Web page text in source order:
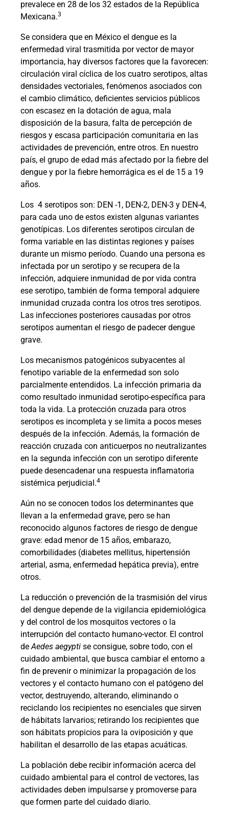
prevalece en 28 de los 32 estados de la República
Mexicana.3
Se considera que en México el dengue es la
enfermedad viral trasmitida por vector de mayor
importancia, hay diversos factores que la favorecen:
circulación viral cíclica de los cuatro serotipos, altas
densidades vectoriales, fenómenos asociados con
el cambio climático, deficientes servicios públicos
con escasez en la dotación de agua, mala
disposición de la basura, falta de percepción de
riesgos y escasa participación comunitaria en las
actividades de prevención, entre otros. En nuestro
país, el grupo de edad más afectado por la fiebre del
dengue y por la fiebre hemorrágica es el de 15 a 19
años.
Los 4 serotipos son: DEN -1, DEN-2, DEN-3 y DEN-4,
para cada uno de estos existen algunas variantes
genotípicas. Los diferentes serotipos circulan de
forma variable en las distintas regiones y países
durante un mismo período. Cuando una persona es
infectada por un serotipo y se recupera de la
infección, adquiere inmunidad de por vida contra
ese serotipo, también de forma temporal adquiere
inmunidad cruzada contra los otros tres serotipos.
Las infecciones posteriores causadas por otros
serotipos aumentan el riesgo de padecer dengue
grave.
Los mecanismos patogénicos subyacentes al
fenotipo variable de la enfermedad son solo
parcialmente entendidos. La infección primaria da
como resultado inmunidad serotipo-específica para
toda la vida. La protección cruzada para otros
serotipos es incompleta y se limita a pocos meses
después de la infección. Además, la formación de
reacción cruzada con anticuerpos no neutralizantes
en la segunda infección con un serotipo diferente
puede desencadenar una respuesta inflamatoria
sistémica perjudicial.4
Aún no se conocen todos los determinantes que
llevan a la enfermedad grave, pero se han
reconocido algunos factores de riesgo de dengue
grave: edad menor de 15 años, embarazo,
comorbilidades (diabetes mellitus, hipertensión
arterial, asma, enfermedad hepática previa), entre
otros.
La reducción o prevención de la trasmisión del virus
del dengue depende de la vigilancia epidemiológica
y del control de los mosquitos vectores o la
interrupción del contacto humano-vector. El control
deAedes aegypti se consigue, sobre todo, con el
cuidado ambiental, que busca cambiar el entorno a
fin de prevenir o minimizar la propagación de los
vectores y el contacto humano con el patógeno del
vector, destruyendo, alterando, eliminando o
reciclando los recipientes no esenciales que sirven
de hábitats larvarios; retirando los recipientes que
son hábitats propicios para la oviposición y que
habilitan el desarrollo de las etapas acuáticas.
La población debe recibir información acerca del
cuidado ambiental para el control de vectores, las
actividades deben impulsarse y promoverse para
que formen parte del cuidado diario.